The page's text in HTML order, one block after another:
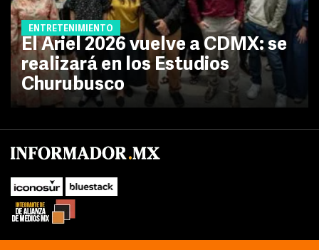
ENTRETENIMIENTO
El Ariel 2026 vuelve a CDMX: se
realizará en los Estudios
Churubusco